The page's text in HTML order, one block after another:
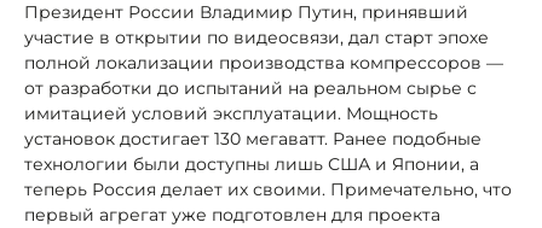
Президент России Владимир Путин, принявший
участие в открытии по видеосвязи, дал старт эпохе
полной локализации производства компрессоров —
от разработки до испытаний на реальном сырье с
имитацией условий эксплуатации. Мощность
установок достигает 130 мегаватт. Ранее подобные
технологии были доступны лишь США и Японии, а
теперь Россия делает их своими. Примечательно, что
первый агрегат уже подготовлен для проекта